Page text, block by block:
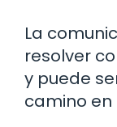
La
resolver
y puede
camino